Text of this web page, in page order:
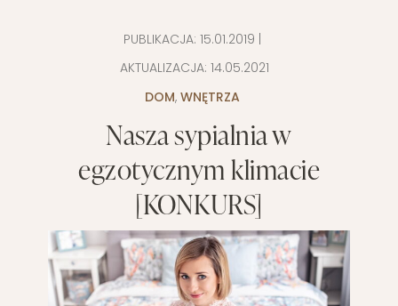
PUBLIKACJA: 15.01.2019
AKTUALIZACJA: 14.05.2021
DOM, WNĘTRZA
Nasza sypialnia w
egzotycznym klimacie
[KONKURS]